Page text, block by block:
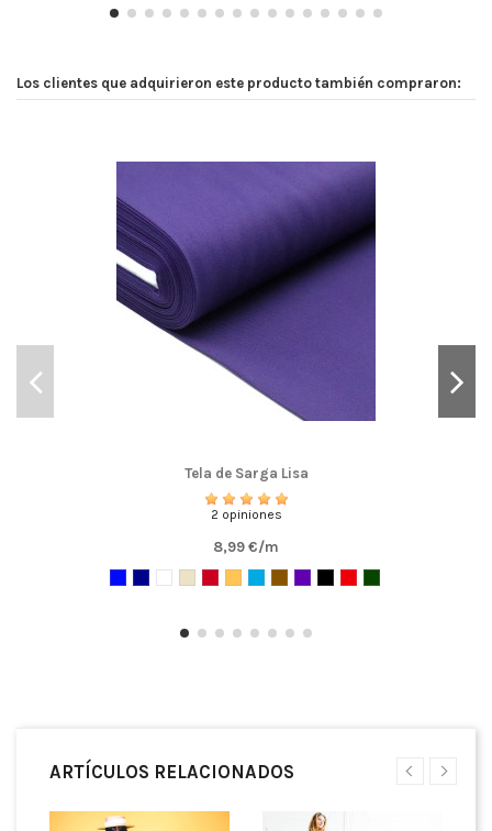
Los clientes que adquirieron este producto también compraron:
Tela de Sarga Lisa
2 opiniones
8,99 €/m
ARTÍCULOS RELACIONADOS